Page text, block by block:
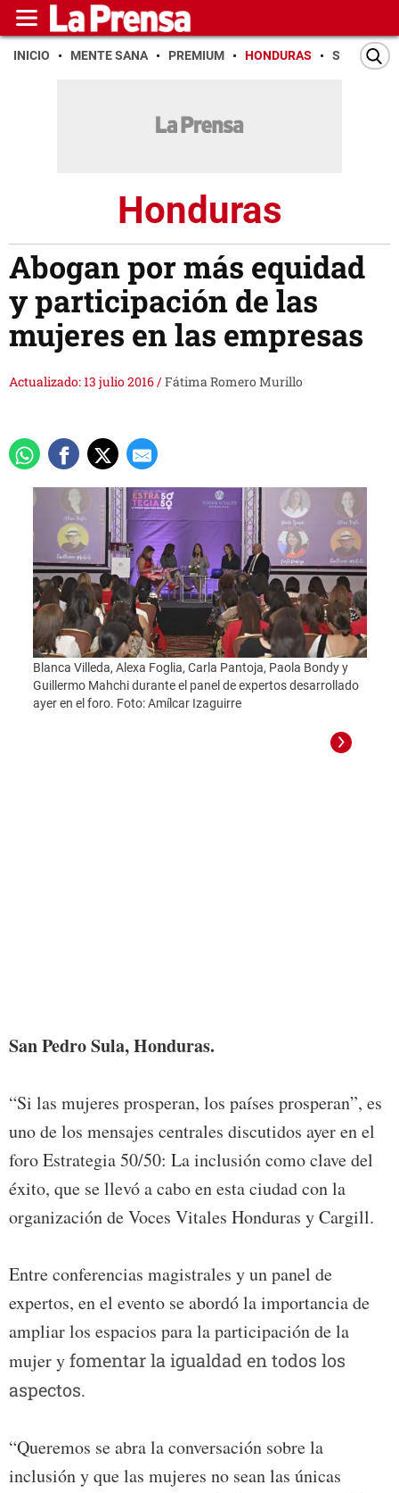
INICIO MENTE SANA PREMIUM HONDURAS SAN PEDRO
Honduras
Abogan por más equidad
y participación de las
mujeres en las empresas
Actualizado: 13 julio 2016/Fátima Romero Murillo
Blanca Villeda, Alexa Foglia, Carla Pantoja, Paola Bondy y
Guillermo Mahchi durante el panel de expertos desarrollado
ayer en el foro. Foto: Amílcar Izaguirre
San Pedro Sula, Honduras.
“Si las mujeres prosperan, los países prosperan”, es
uno de los mensajes centrales discutidos ayer en el
foro Estrategia 50/50: La inclusión como clave del
éxito, que se llevó a cabo en esta ciudad con la
organización de Voces Vitales Honduras y Cargill.
Entre conferencias magistrales y un panel de
expertos, en el evento se abordó la importancia de
ampliar los espacios para la participación de la
mujer yfomentar la igualdad en todos los
aspectos.
“Queremos se abra la conversación sobre la
inclusión y que las mujeres no sean las únicas